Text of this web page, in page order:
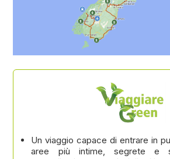
Un viaggio capace di entrare in
aree più intime, segrete e